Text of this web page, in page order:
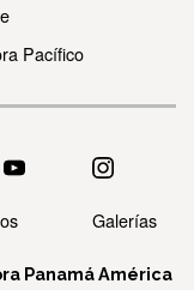
Pacífico
Galerías
Panamá América